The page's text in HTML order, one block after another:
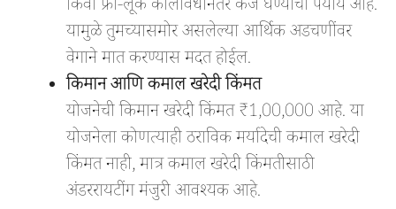
किंवा फ्री-लूक कालावधीनंतर कर्ज घेण्याचा पर्याय आहे.
यामुळे तुमच्यासमोर असलेल्या आर्थिक अडचणींवर
वेगाने मात करण्यास मदत होईल.
किमान आणि कमाल खरेदी किंमत
योजनेची किमान खरेदी किंमत ₹1,00,000 आहे. या
योजनेला कोणत्याही ठराविक मर्यादेची कमाल खरेदी
किंमत नाही, मात्र कमाल खरेदी किंमतीसाठी
अंडररायटींग मंजुरी आवश्यक आहे.